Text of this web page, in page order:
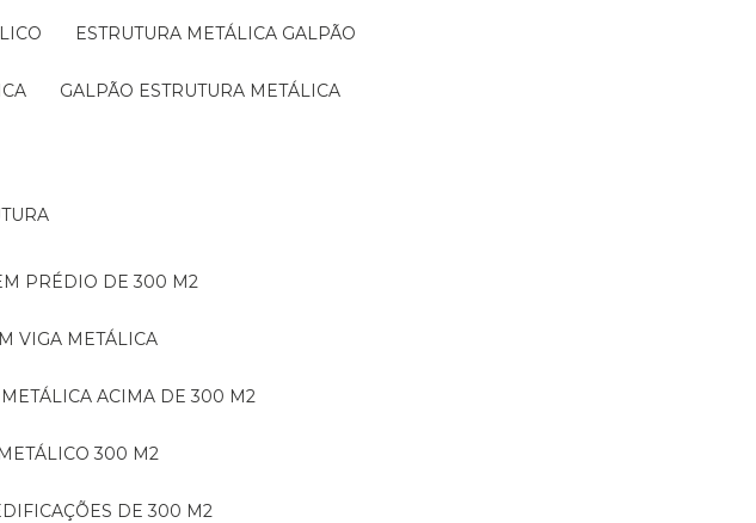
ESTRUTURA METÁLICA GALPÃO
GALPÃO ESTRUTURA METÁLICA
PRÉDIO DE 300 M2
VIGA METÁLICA
METÁLICA ACIMA DE 300 M2
METÁLICO 300 M2
DE 300 M2